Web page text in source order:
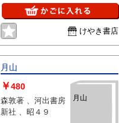
全て、状態に関わらず「中古品
（並）」と表示されています。
「日本の古本屋」は６段階の「状
態」表記が必須となりましたが、
簡易な区分けは適切ではない（不
可能な）為、状態欄の「中古品
（並）」という表現は考慮にいれ
ないで下さい。痛みなどの瑕疵に
つきましては、解説欄等をご参考
けやき書店
月山
月山
￥480
森敦著 、河出書房
新社 、昭４９